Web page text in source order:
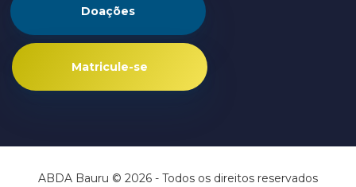
Doações
Matricule-se
ABDA Bauru © 2026 - Todos os direitos reservados